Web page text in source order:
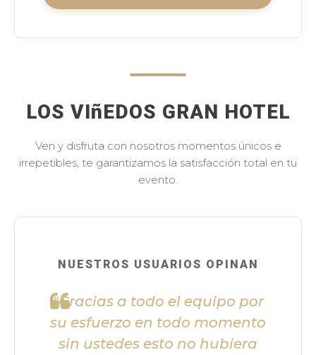
LOS VIñEDOS GRAN HOTEL
Ven y disfruta con nosotros momentos únicos e
irrepetibles, te garantizamos la satisfacción total en tu
evento.
NUESTROS USUARIOS OPINAN
"Gracias a todo el equipo por
su esfuerzo en todo momento
sin ustedes esto no hubiera